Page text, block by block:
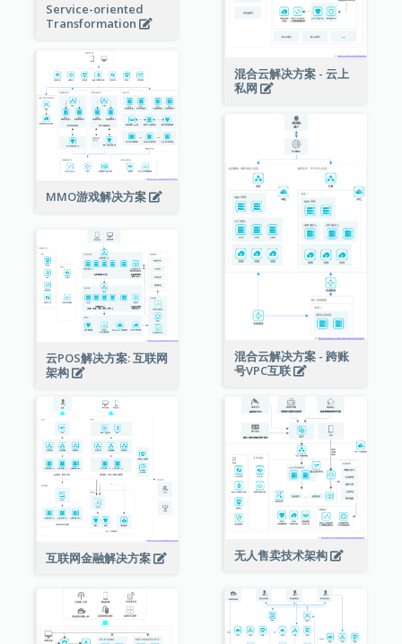
Service-oriented
Transformation
混合云解决方案 - 云上
私网
MMO游戏解决方案
混合云解决方案 - 跨账
号VPC互联
云POS解决方案: 互联网
架构
互联网金融解决方案 无人售卖技术架构